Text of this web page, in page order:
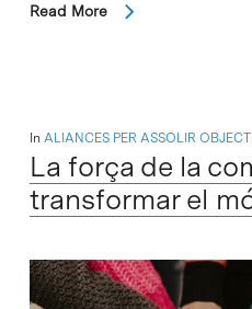
Read More
In ALIANCES PER ASSOLIR
La força de la
transformar el